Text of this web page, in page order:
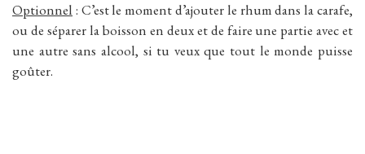
Optionnel : C’est le moment d’ajouter le rhum dans la carafe,
ou de séparer la boisson en deux et de faire une partie avec et
une autre sans alcool, si tu veux que tout le monde puisse
goûter.